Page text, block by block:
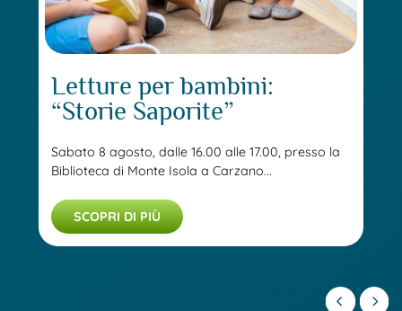
Letture per bambini:
“Storie Saporite”
Sabato 8 agosto, dalle 16.00 alle 17.00, presso la
Biblioteca di Monte Isola a Carzano...
SCOPRI DI PIÙ